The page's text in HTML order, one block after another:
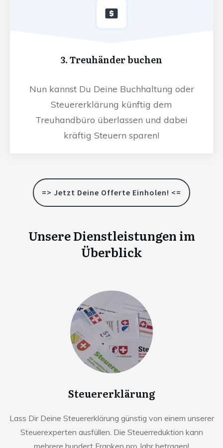
3. Treuhänder buchen
Nun kannst Du Deine Buchhaltung oder
Steuererklärung künftig dem
Treuhandbüro überlassen und dabei
kräftig Steuern sparen!
=> Jetzt Deine Offerte Einholen! <=
Unsere Dienstleistungen im
Überblick
Steuererklärung
Lass Dir Deine Steuererklärung günstig von einem unserer
Steuerexperten ausfüllen. Die Steuerreduktion kann
mehrere hundert Franken pro Jahr betragen!